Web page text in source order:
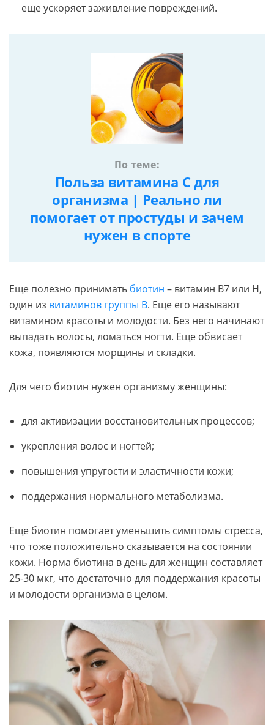
еще ускоряет заживление повреждений.
По теме:
Польза витамина C для
организма | Реально ли
помогает от простуды и зачем
нужен в спорте
Еще полезно принимать биотин – витамин B7 или H,
один из витаминов группы B. Еще его называют
витамином красоты и молодости. Без него начинают
выпадать волосы, ломаться ногти. Еще обвисает
кожа, появляются морщины и складки.
Для чего биотин нужен организму женщины:
для активизации восстановительных процессов;
укрепления волос и ногтей;
повышения упругости и эластичности кожи;
поддержания нормального метаболизма.
Еще биотин помогает уменьшить симптомы стресса,
что тоже положительно сказывается на состоянии
кожи. Норма биотина в день для женщин составляет
25-30 мкг, что достаточно для поддержания красоты
и молодости организма в целом.